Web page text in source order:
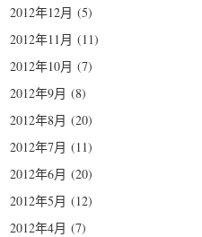
2012年12月 (5)
2012年11月 (11)
2012年10月 (7)
2012年9月 (8)
2012年8月 (20)
2012年7月 (11)
2012年6月 (20)
2012年5月 (12)
2012年4月 (7)